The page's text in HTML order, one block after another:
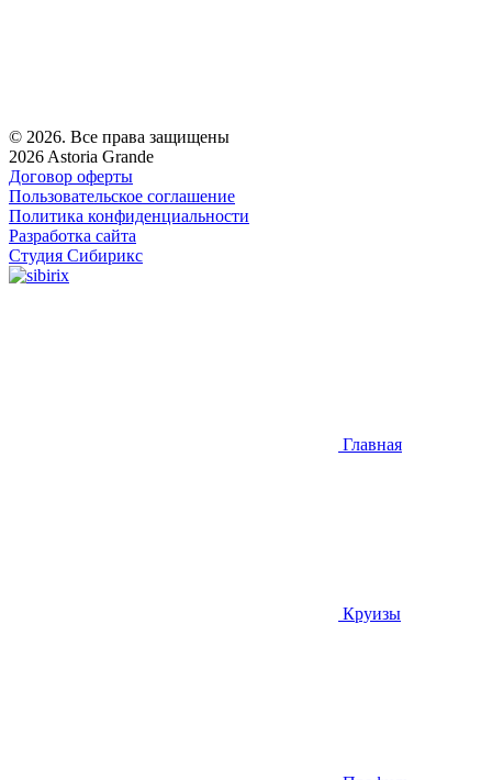
© 2026. Все права защищены
2026 Astoria Grande
Договор оферты
Пользовательское соглашение
Политика конфиденциальности
Разработка сайта
Студия Сибирикс
Главная
Круизы